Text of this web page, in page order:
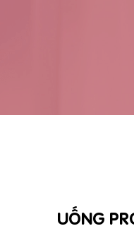
UỐNG